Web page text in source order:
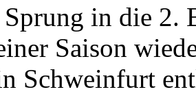
Sprung in die 2.
Saison
Schweinfurt